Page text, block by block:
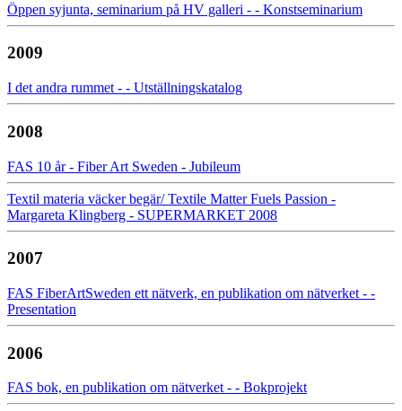
Öppen syjunta, seminarium på HV galleri - - Konstseminarium
2009
I det andra rummet - - Utställningskatalog
2008
FAS 10 år - Fiber Art Sweden - Jubileum
Textil materia väcker begär/ Textile Matter Fuels Passion -
Margareta Klingberg - SUPERMARKET 2008
2007
FAS FiberArtSweden ett nätverk, en publikation om nätverket - -
Presentation
2006
FAS bok, en publikation om nätverket - - Bokprojekt